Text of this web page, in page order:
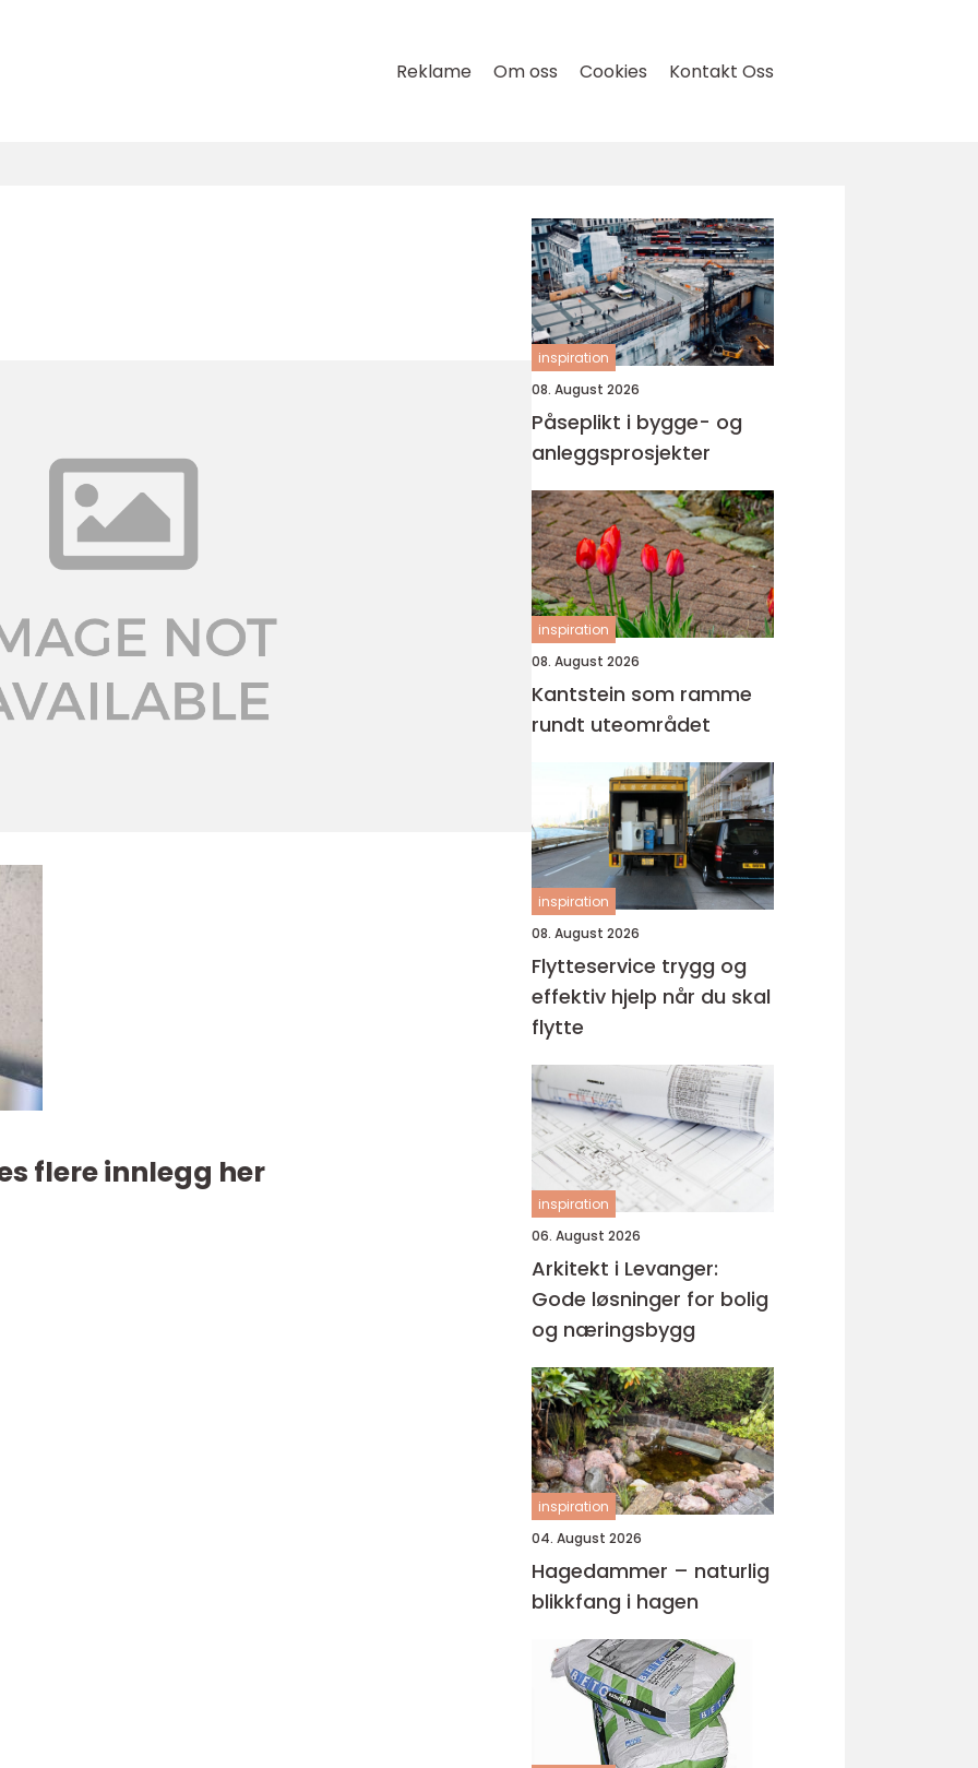
Reklame Om oss Cookies Kontakt Oss
flere innlegg her
inspiration
08. August 2026
Påseplikt i bygge- og
anleggsprosjekter
inspiration
08. August 2026
Kantstein som ramme
rundt uteområdet
inspiration
08. August 2026
Flytteservice trygg og
effektiv hjelp når du skal
flytte
inspiration
06. August 2026
Arkitekt i Levanger:
Gode løsninger for bolig
og næringsbygg
inspiration
04. August 2026
Hagedammer – naturlig
blikkfang i hagen